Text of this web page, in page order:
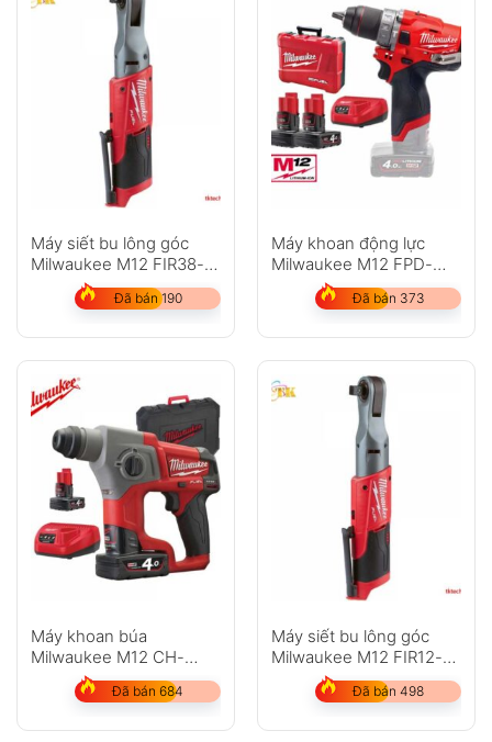
Máy siết bu lông góc
Milwaukee M12 FIR38-
Đã bán 190
Máy khoan động lực
Milwaukee M12 FPD-
Đã bán 373
Máy khoan búa
Milwaukee M12 CH-
Đã bán 684
Máy siết bu lông góc
Milwaukee M12 FIR12-
Đã bán 498